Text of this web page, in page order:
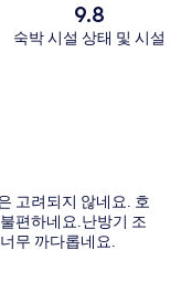
9.8
숙박 시설 상태 및 시설
고려되지 않네요. 호
편하네요.난방기 조
무 까다롭네요.